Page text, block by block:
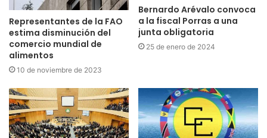
Representantes de la FAO
estima disminución del
comercio mundial de
alimentos
10 de noviembre de 2023
Bernardo Arévalo convoca
a la fiscal Porras a una
junta obligatoria
25 de enero de 2024